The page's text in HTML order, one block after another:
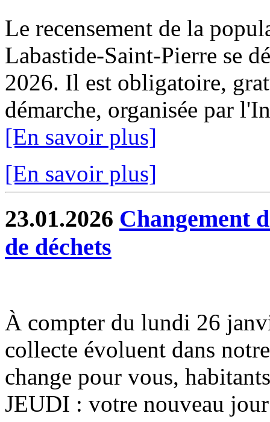
Le recensement de la
Labastide-Saint-Pierre se
2026. Il est obligatoire,
démarche, organisée par
[En savoir plus]
[En savoir plus]
23.01.2026 Changement
de déchets
À compter du lundi 26
collecte évoluent dans
change pour vous,
JEUDI : votre nouveau